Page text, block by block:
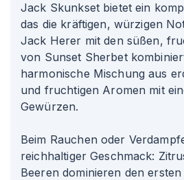
Jack Skunkset bietet ein
das die kräftigen, würzigen
Jack Herer mit den süßen,
von Sunset Sherbet
harmonische Mischung aus
und fruchtigen Aromen mit
Gewürzen.
Beim Rauchen oder
reichhaltiger Geschmack:
Beeren dominieren den